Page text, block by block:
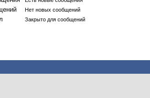
Нет новых сообщений
Закрыто для сообщений